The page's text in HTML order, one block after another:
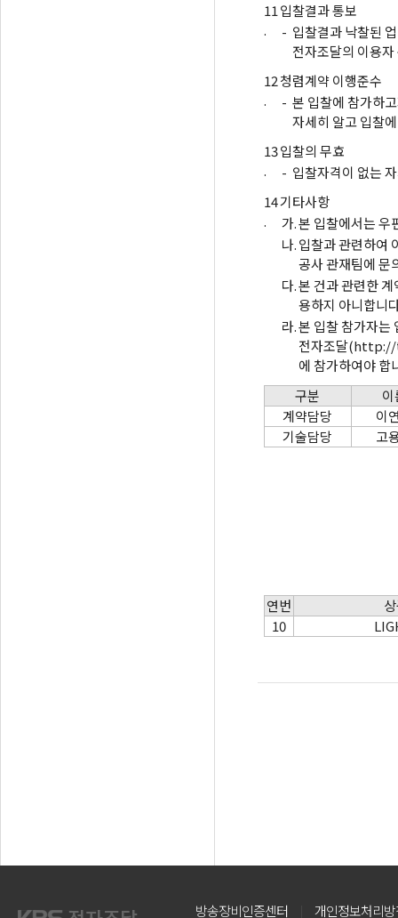
11
.
입찰결과 통보
- 입찰결과 낙찰된
전자조달의 이용
12
.
청렴계약 이행준수
- 본 입찰에 참가하
자세히 알고 입찰
13
.
입찰의 무효
- 입찰자격이 없는
14
.
기타사항
가.본 입찰에서는 우
나.입찰과 관련하여
공사 관재팀에 문
다.본 건과 관련한
용하지 아니합니
라.본 입찰 참가자는
전자조달(http://
에 참가하여야 합
구분
계약담당
이
기술담당
고
연번
10
방송장비인증센터
개인정보처리